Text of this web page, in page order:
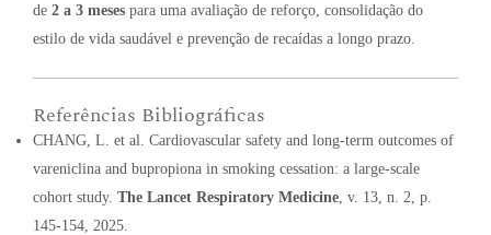
de 2 a 3 meses para uma avaliação de reforço, consolidação do
estilo de vida saudável e prevenção de recaídas a longo prazo
Referências Bibliográficas
CHANG, L. et al. Cardiovascular safety and long-term outcomes of
vareniclina and bupropiona in smoking cessation: a large-scale
cohort study. The Lancet Respiratory Medicine , v. 13, n. 2, p.
145-154, 2025.